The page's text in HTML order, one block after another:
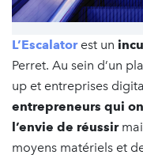
L’Escalatorest un
Perret. Au sein d’un
up et entreprises
entrepreneurs qui
l’envie de réussir
moyens matériels et